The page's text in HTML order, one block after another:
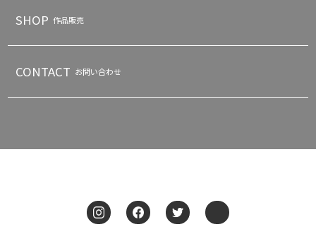
SHOP 作品販売
CONTACT お問い合わせ